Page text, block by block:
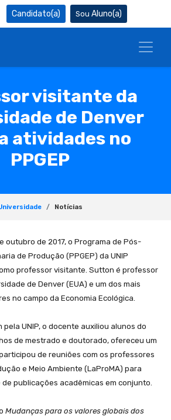
Candidato(a) Aluno(a)
visitante da
de Denver
atividades no
PPGEP
Notícias
outubro de 2017, o Programa de Pós-
de Produção (PPGEP) da UNIP
professor visitante. Sutton é professor
de Denver (EUA) e um dos mais
no campo da Economia Ecológica.
UNIP, o docente auxiliou alunos do
de mestrado e doutorado, ofereceu um
de reuniões com os professores
e Meio Ambiente (LaProMA) para
publicações acadêmicas em conjunto.
Mudanças para os valores globais dos